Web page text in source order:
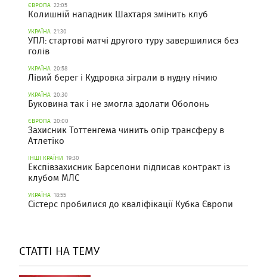
ЄВРОПА 22:05
Колишній нападник Шахтаря змінить клуб
УКРАЇНА 21:30
УПЛ: стартові матчі другого туру завершилися без
голів
УКРАЇНА 20:58
Лівий берег і Кудровка зіграли в нудну нічию
УКРАЇНА 20:30
Буковина так і не змогла здолати Оболонь
ЄВРОПА 20:00
Захисник Тоттенгема чинить опір трансферу в
Атлетіко
ІНШІ КРАЇНИ 19:30
Експівзахисник Барселони підписав контракт із
клубом МЛС
УКРАЇНА 18:55
Сістерс пробилися до кваліфікації Кубка Європи
СТАТТІ НА ТЕМУ